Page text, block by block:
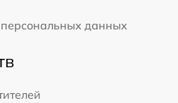
персональных данных